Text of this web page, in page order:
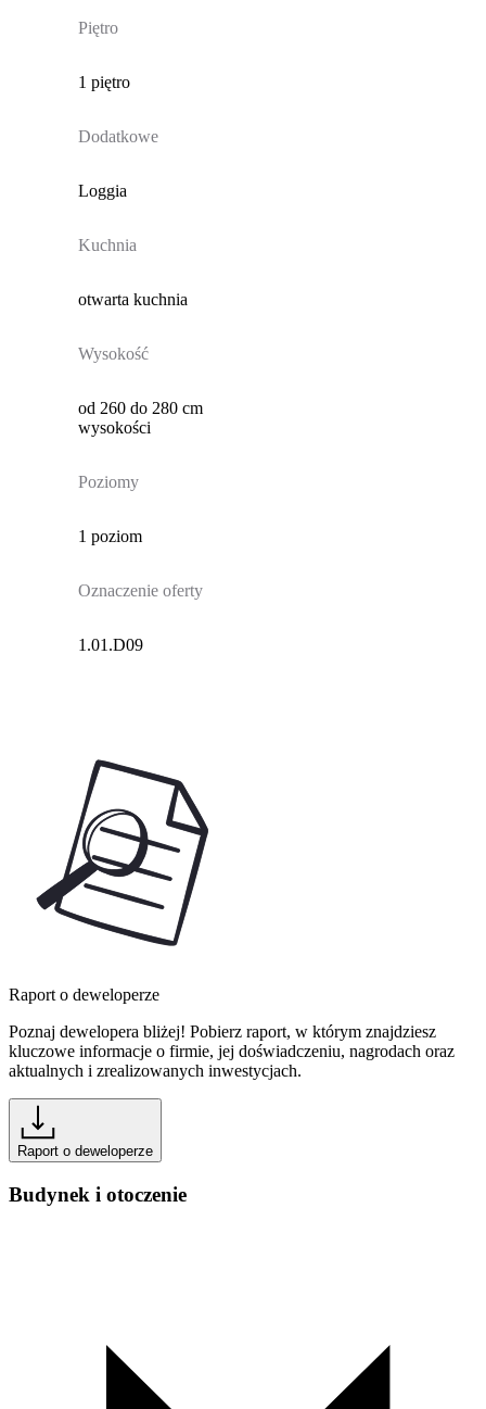
Piętro
1 piętro
Dodatkowe
Loggia
Kuchnia
otwarta kuchnia
Wysokość
od 260 do 280 cm
wysokości
Poziomy
1 poziom
Oznaczenie oferty
1.01.D09
Raport o deweloperze
Poznaj dewelopera bliżej! Pobierz raport, w którym znajdziesz
kluczowe informacje o firmie, jej doświadczeniu, nagrodach oraz
aktualnych i zrealizowanych inwestycjach.
Raport o deweloperze
Budynek i otoczenie